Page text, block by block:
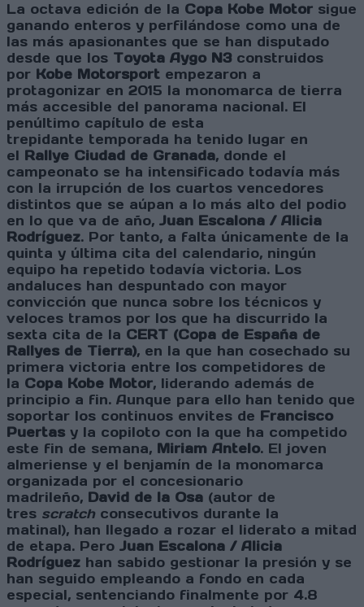
La octava edición de la Copa Kobe Motor sigue
ganando enteros y perfilándose como una de
las más apasionantes que se han disputado
desde que los Toyota Aygo N3 construidos
por Kobe Motorsport empezaron a
protagonizar en 2015 la monomarca de tierra
más accesible del panorama nacional. El
penúltimo capítulo de esta
trepidante temporada ha tenido lugar en
el Rallye Ciudad de Granada, donde el
campeonato se ha intensificado todavía más
con la irrupción de los cuartos vencedores
distintos que se aúpan a lo más alto del podio
en lo que va de año, Juan Escalona / Alicia
Rodríguez. Por tanto, a falta únicamente de la
quinta y última cita del calendario, ningún
equipo ha repetido todavía victoria. Los
andaluces han despuntado con mayor
convicción que nunca sobre los técnicos y
veloces tramos por los que ha discurrido la
sexta cita de la CERT (Copa de España de
Rallyes de Tierra), en la que han cosechado su
primera victoria entre los competidores de
la Copa Kobe Motor, liderando además de
principio a fin. Aunque para ello han tenido que
soportar los continuos envites de Francisco
Puertas y la copiloto con la que ha competido
este fin de semana, Miriam Antelo. El joven
almeriense y el benjamín de la monomarca
organizada por el concesionario
madrileño, David de la Osa (autor de
tres scratch consecutivos durante la
matinal), han llegado a rozar el liderato a mitad
de etapa. Pero Juan Escalona / Alicia
Rodríguez han sabido gestionar la presión y se
han seguido empleando a fondo en cada
especial, sentenciando finalmente por 4.8